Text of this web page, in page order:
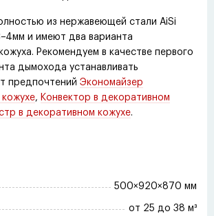
из нержавеющей стали AiSi
и имеют два варианта
Рекомендуем в качестве первого
дымохода устанавливать
предпочтений Экономайзер
, Конвектор в декоративном
в декоративном кожухе.
500×920×870 мм
от 25 до 38 м³